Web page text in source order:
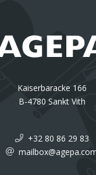
Kaiserbaracke 166
B-4780 Sankt Vith
+32 80 86 29 83